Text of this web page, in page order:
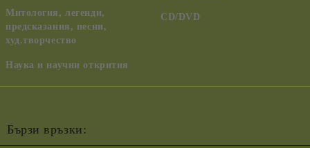
Митология, легенди,
предсказания, песни,
худ.творчество
Наука и научни открития
CD/DVD
Бързи връзки: